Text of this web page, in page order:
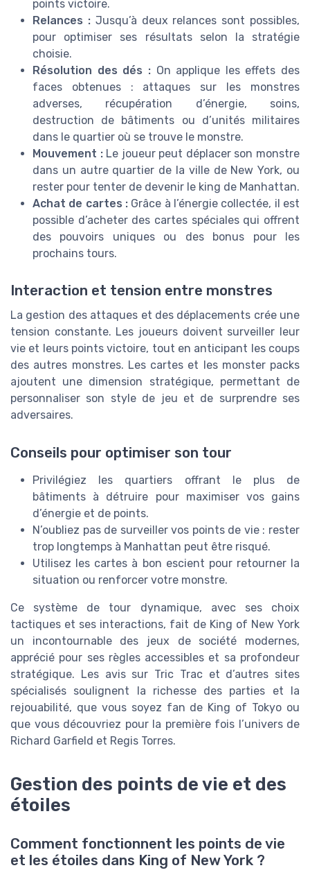
points victoire.
Relances :Jusqu’à deux relances sont possibles,
pour optimiser ses résultats selon la stratégie
choisie.
Résolution des dés :On applique les effets des
faces obtenues : attaques sur les monstres
adverses, récupération d’énergie, soins,
destruction de bâtiments ou d’unités militaires
dans le quartier où se trouve le monstre.
Mouvement :Le joueur peut déplacer son monstre
dans un autre quartier de la ville de New York, ou
rester pour tenter de devenir le king de Manhattan.
Achat de cartes : Grâce à l’énergie collectée, il est
possible d’acheter des cartes spéciales qui offrent
des pouvoirs uniques ou des bonus pour les
prochains tours.
Interaction et tension entre monstres
La gestion des attaques et des déplacements crée une
tension constante. Les joueurs doivent surveiller leur
vie et leurs points victoire, tout en anticipant les coups
des autres monstres. Les cartes et les monster packs
ajoutent une dimension stratégique, permettant de
personnaliser son style de jeu et de surprendre ses
adversaires.
Conseils pour optimiser son tour
Privilégiez les quartiers offrant le plus de
bâtiments à détruire pour maximiser vos gains
d’énergie et de points.
N’oubliez pas de surveiller vos points de vie : rester
trop longtemps à Manhattan peut être risqué.
Utilisez les cartes à bon escient pour retourner la
situation ou renforcer votre monstre.
Ce système de tour dynamique, avec ses choix
tactiques et ses interactions, fait de King of New York
un incontournable des jeux de société modernes,
apprécié pour ses règles accessibles et sa profondeur
stratégique. Les avis sur Tric Trac et d’autres sites
spécialisés soulignent la richesse des parties et la
rejouabilité, que vous soyez fan de King of Tokyo ou
que vous découvriez pour la première fois l’univers de
Richard Garfield et Regis Torres.
Gestion des points de vie et des
étoiles
Comment fonctionnent les points de vie
et les étoiles dans King of New York ?